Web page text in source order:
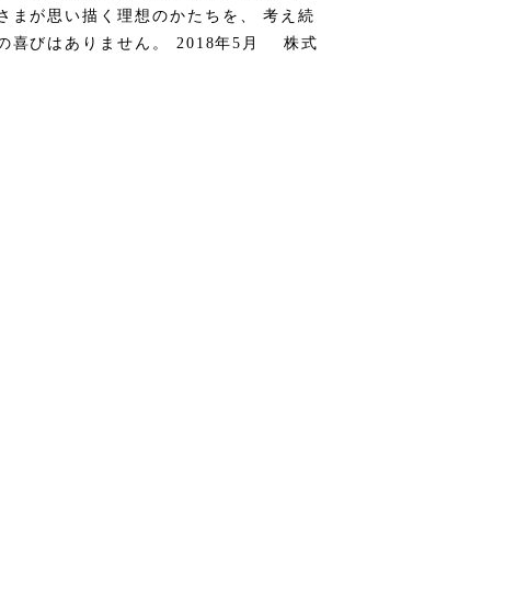
まが思い描く理想のかたちを、 考え続
喜びはありません。 2018年5月 株式